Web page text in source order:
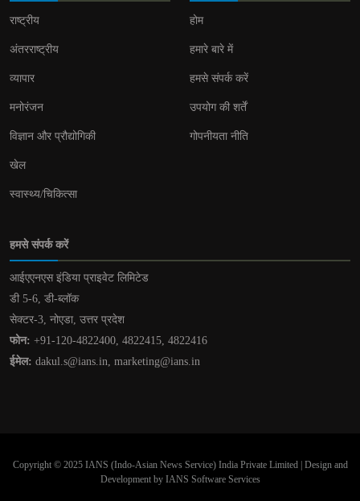
राष्ट्रीय
अंतरराष्ट्रीय
व्यापार
मनोरंजन
विज्ञान और प्रौद्योगिकी
खेल
स्वास्थ्य/चिकित्सा
होम
हमारे बारे में
हमसे संपर्क करें
उपयोग की शर्तें
गोपनीयता नीति
हमसे संपर्क करें
आईएएनएस इंडिया प्राइवेट लिमिटेड
डी 5-6, डी-ब्लॉक
सेक्टर-3, नोएडा, उत्तर प्रदेश
फोन: +91-120-4822400, 4822415, 4822416
ईमेल: dakul.s@ians.in, marketing@ians.in
Copyright © 2025 IANS (Indo-Asian News Service) India Private Limited | Design and
Development by IANS Software Services